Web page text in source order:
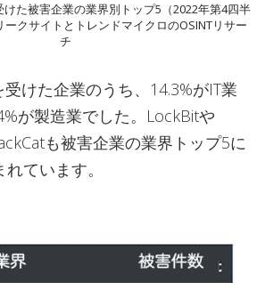
た被害企業の業界別トップ5（2022年第4四半
クサイトとトレンドマイクロのOSINTリサー
チ
けた企業のうち、14.3%がIT業
が製造業でした。LockBitや
も被害企業の業界トップ5に
ています。